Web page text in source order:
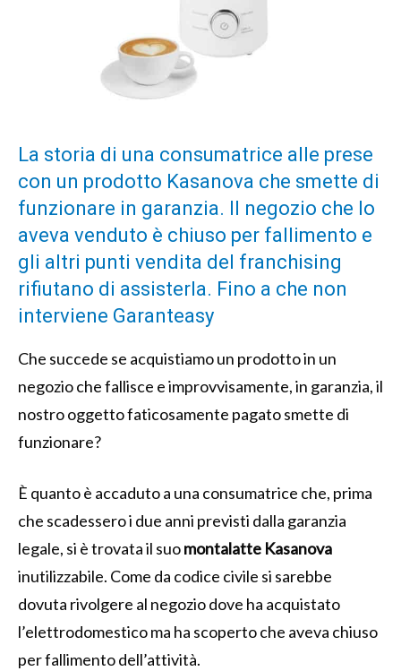
La storia di una consumatrice alle prese
con un prodotto Kasanova che smette di
funzionare in garanzia. Il negozio che lo
aveva venduto è chiuso per fallimento e
gli altri punti vendita del franchising
rifiutano di assisterla. Fino a che non
interviene Garanteasy
Che succede se acquistiamo un prodotto in un
negozio che fallisce e improvvisamente, in garanzia, il
nostro oggetto faticosamente pagato smette di
funzionare?
È quanto è accaduto a una consumatrice che, prima
che scadessero i due anni previsti dalla garanzia
legale, si è trovata il suomontalatte Kasanova
inutilizzabile. Come da codice civile si sarebbe
dovuta rivolgere al negozio dove ha acquistato
l’elettrodomestico ma ha scoperto che aveva chiuso
per fallimento dell’attività.